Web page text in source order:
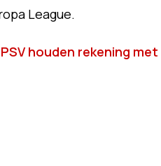
League.
houden rekening met